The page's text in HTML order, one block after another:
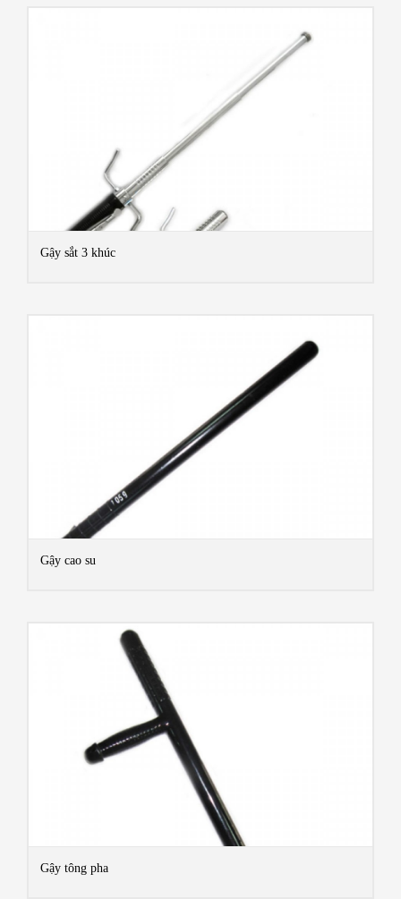
Gậy sắt 3 khúc
Gậy cao su
Gậy tông pha